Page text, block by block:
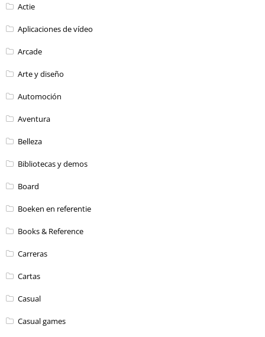
Actie
Aplicaciones de vídeo
Arcade
Arte y diseño
Automoción
Aventura
Belleza
Bibliotecas y demos
Board
Boeken en referentie
Books & Reference
Carreras
Cartas
Casual
Casual games